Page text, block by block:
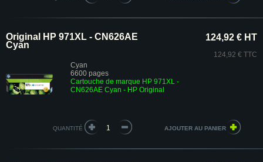
Original HP 971XL - CN626AE
Cyan
Cyan
6600 pages
Cartouche de marque HP 971XL -
CN626AE Cyan - HP Original
124,92 € HT
124,92 € TTC
QUANTITÉ